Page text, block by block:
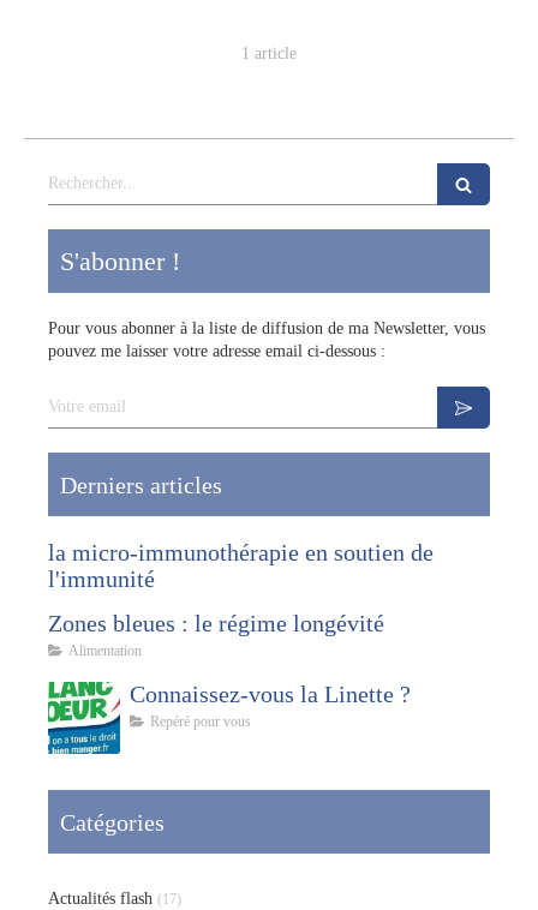
1 article
Rechercher
S'abonner !
Pour vous abonner à la liste de diffusion de ma Newsletter, vous
pouvez me laisser votre adresse email ci-dessous :
Votre email
Derniers articles
la micro-immunothérapie en soutien de
l'immunité
Zones bleues : le régime longévité
Alimentation
Connaissez-vous la Linette ?
Repéré pour vous
Catégories
Actualités flash (17)